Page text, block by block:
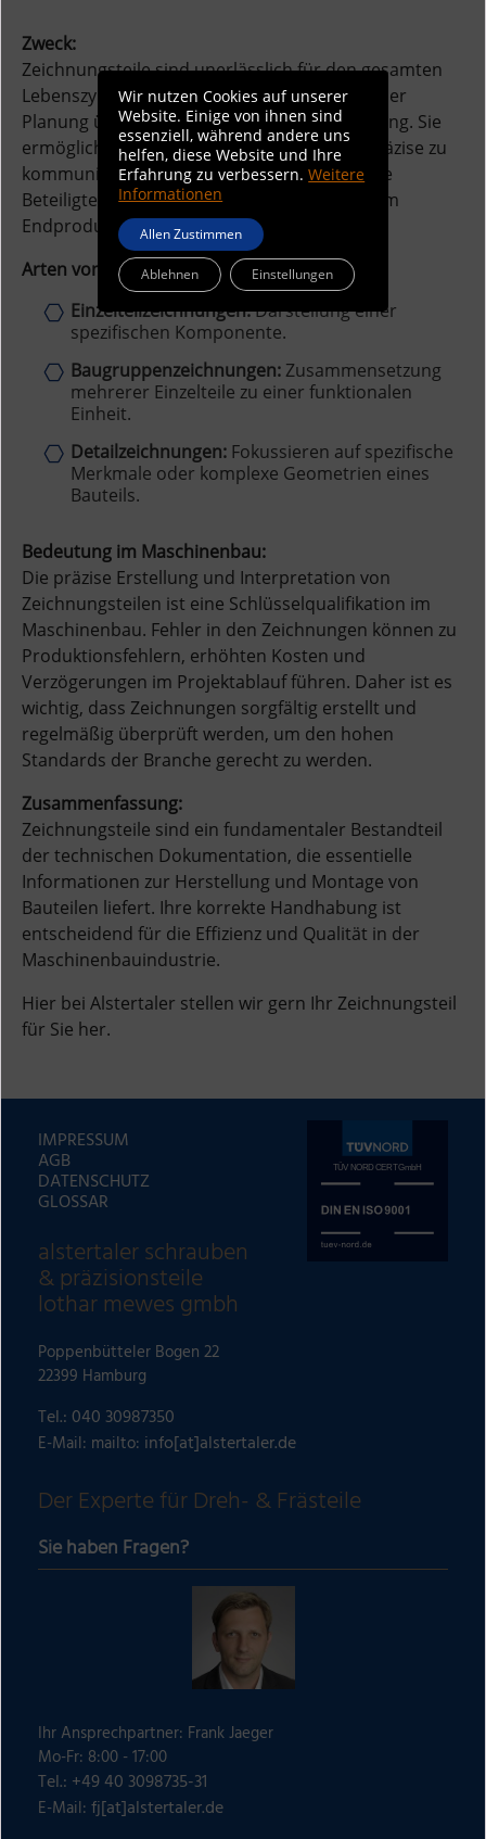
Zweck:
Zeichnungsteile sind unerlässlich für den gesamten
Lebenszyklus eines Maschinenbauteils, von der
Planung über die Fertigung bis hin zur Wartung. Sie
ermöglichen es Ingenieuren, Designideen präzise zu
kommunizieren und sicherzustellen, dass alle
Beteiligten ein gemeinsames Verständnis vom
Endprodukt haben.
Arten von Zeichnungsteilen:
Einzelteilzeichnungen:Darstellung einer
spezifischen Komponente.
Baugruppenzeichnungen: Zusammensetzung
mehrerer Einzelteile zu einer funktionalen
Einheit.
Detailzeichnungen: Fokussieren auf spezifische
Merkmale oder komplexe Geometrien eines
Bauteils.
Bedeutung im Maschinenbau:
Die präzise Erstellung und Interpretation von
Zeichnungsteilen ist eine Schlüsselqualifikation im
Maschinenbau. Fehler in den Zeichnungen können zu
Produktionsfehlern, erhöhten Kosten und
Verzögerungen im Projektablauf führen. Daher ist es
wichtig, dass Zeichnungen sorgfältig erstellt und
regelmäßig überprüft werden, um den hohen
Standards der Branche gerecht zu werden.
Zusammenfassung:
Zeichnungsteile sind ein fundamentaler Bestandteil
der technischen Dokumentation, die essentielle
Informationen zur Herstellung und Montage von
Bauteilen liefert. Ihre korrekte Handhabung ist
entscheidend für die Effizienz und Qualität in der
Maschinenbauindustrie.
Hier bei Alstertaler stellen wir gern Ihr Zeichnungsteil
für Sie her.
IMPRESSUM
AGB
DATENSCHUTZ
GLOSSAR
alstertaler schrauben
& präzisionsteile
lothar mewes gmbh
Poppenbütteler Bogen 22
22399 Hamburg
Tel.: 040 30987350
E-Mail: mailto: info[at]alstertaler.de
Der Experte für Dreh- & Frästeile
Sie haben Fragen?
Ihr Ansprechpartner: Frank Jaeger
Mo-Fr: 8:00 - 17:00
Tel.: +49 40 3098735-31
E-Mail: fj[at]alstertaler.de
Wir nutzen Cookies auf unserer
Website. Einige von ihnen sind
essenziell, während andere uns
helfen, diese Website und Ihre
Erfahrung zu verbessern.Weitere
Informationen
Allen Zustimmen
Ablehnen Einstellungen